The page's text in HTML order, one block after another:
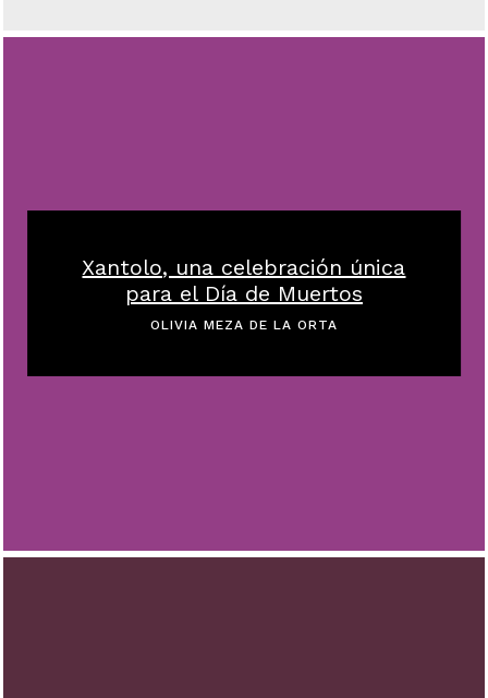
Xantolo, una celebración única
para el Día de Muertos
OLIVIA MEZA DE LA ORTA